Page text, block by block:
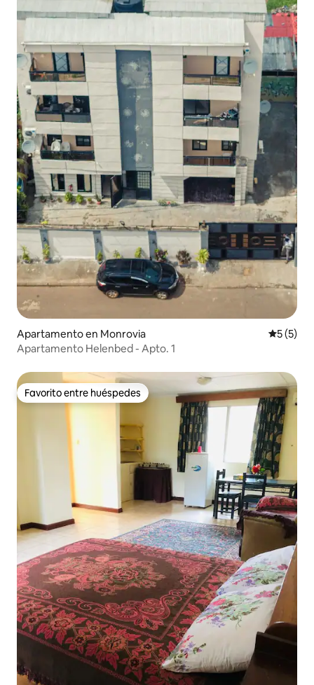
Apartamento en Monrovia
5 (5)
Apartamento Helenbed - Apto. 1
Favorito entre huéspedes
Favorito entre huéspedes